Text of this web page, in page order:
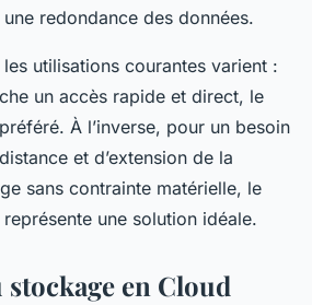
redondance des données.
utilisations courantes varient :
un accès rapide et direct, le
À l’inverse, pour un besoin
et d’extension de la
sans contrainte matérielle, le
une solution idéale.
stockage en Cloud